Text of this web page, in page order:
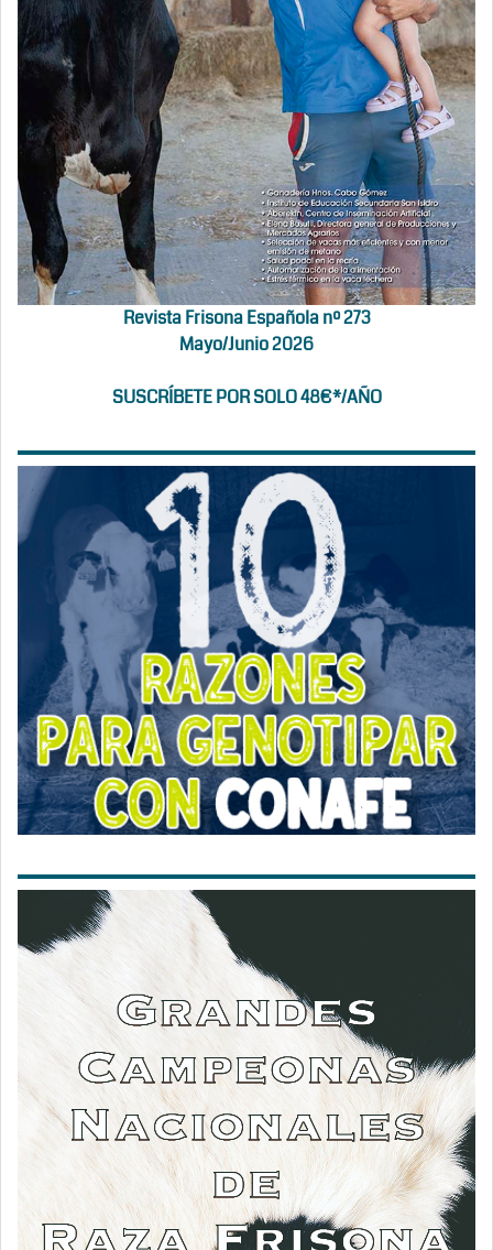
Revista Frisona Española nº 273
Mayo/Junio 2026
SUSCRÍBETE POR SOLO 48€*/AÑO